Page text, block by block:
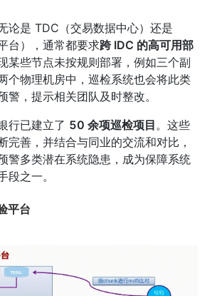
论是 TDC（交易数据中心）还是
台），通常都要求跨 IDC 的高可用部
某些节点未按规则部署，例如三个副
个物理机房中，巡检系统也会将此类
警，提示相关团队及时整改。
行已建立了 50 余项巡检项目 。这些
完善，并结合与同业的交流和对比，
警多类潜在系统隐患，成为保障系统
段之一。
平台